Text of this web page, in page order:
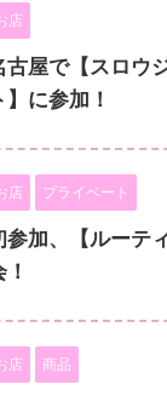
店
古屋で【スロウ
】に参加！
店 プライベート
参加、【ルーテ
店 商品